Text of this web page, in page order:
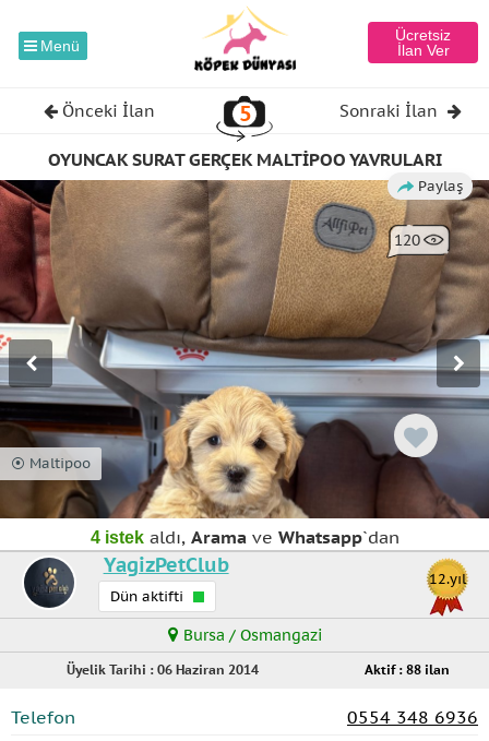
Menü
Ücretsiz
İlan Ver
Önceki İlan 5 Sonraki İlan
OYUNCAK SURAT GERÇEK MALTİPOO YAVRULARI
Paylaş
120
⦿ Maltipoo
4 istekaldı, Aramave Whatsapp`dan
12.yıl
YagizPetClub
Dün aktifti
Bursa / Osmangazi
Üyelik Tarihi : 06 Haziran 2014 Aktif : 88 ilan
Telefon
0554 348 6936